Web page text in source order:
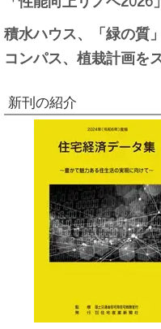
積水ハウス、「緑の質
コンパス、植栽計画を
新刊の紹介